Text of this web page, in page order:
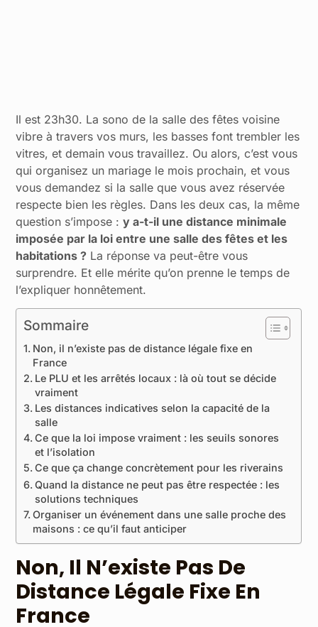
Il est 23h30. La sono de la salle des fêtes voisine
vibre à travers vos murs, les basses font trembler les
vitres, et demain vous travaillez. Ou alors, c’est vous
qui organisez un mariage le mois prochain, et vous
vous demandez si la salle que vous avez réservée
respecte bien les règles. Dans les deux cas, la même
question s’impose :y a-t-il une distance minimale
imposée par la loi entre une salle des fêtes et les
habitations ? La réponse va peut-être vous
surprendre. Et elle mérite qu’on prenne le temps de
l’expliquer honnêtement.
Sommaire
Non, il n’existe pas de distance légale fixe en
France
Le PLU et les arrêtés locaux : là où tout se décide
vraiment
Les distances indicatives selon la capacité de la
salle
Ce que la loi impose vraiment : les seuils sonores
et l’isolation
Ce que ça change concrètement pour les riverains
Quand la distance ne peut pas être respectée : les
solutions techniques
Organiser un événement dans une salle proche des
maisons : ce qu’il faut anticiper
Non, Il N’existe Pas De
Distance Légale Fixe En
France